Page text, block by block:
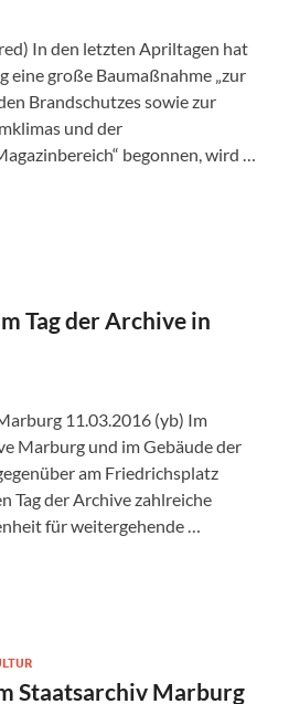
In den letzten Apriltagen hat
eine große Baumaßnahme „zur
Brandschutzes sowie zur
und der
begonnen, wird …
Tag der Archive in
11.03.2016 (yb) Im
Marburg und im Gebäude der
am Friedrichsplatz
Tag der Archive zahlreiche
für weitergehende …
Staatsarchiv Marburg